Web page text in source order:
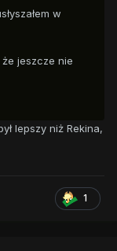
w
jeszcze nie
lepszy niż Rekina,
1